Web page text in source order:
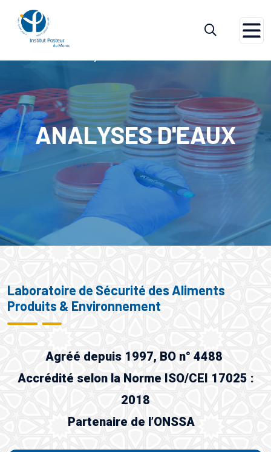
ANALYSES D'EAUX
Laboratoire de Sécurité des Aliments
Produits & Environnement
Agréé depuis 1997, BO n° 4488
Accrédité selon la Norme ISO/CEI 17025 :
2018
Partenaire de l’ONSSA